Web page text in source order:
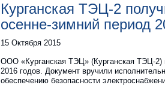
Курганская ТЭЦ-2
осенне-зимний период
15 Октября 2015
ООО «Курганская ТЭЦ» (Курганская ТЭЦ-2)
2016 годов. Документ вручили
обеспечению безопасности